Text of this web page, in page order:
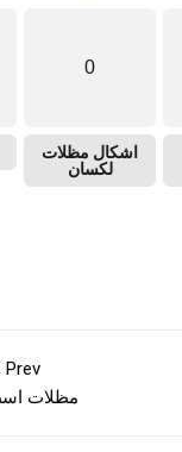
0
اشكال مظلات
لكسان
Prev
مظلات